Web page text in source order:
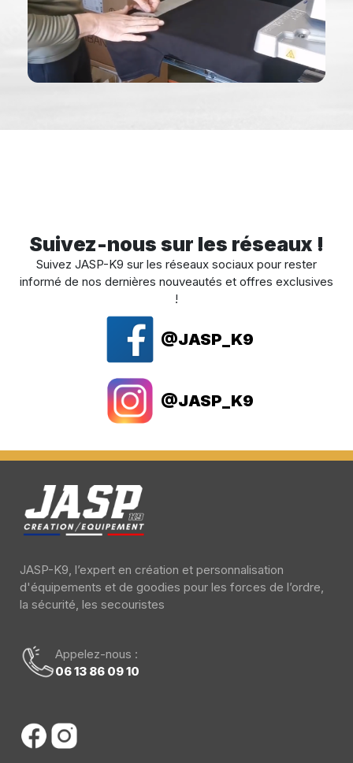
Suivez-nous sur les réseaux !
Suivez JASP-K9 sur les réseaux sociaux pour rester
informé de nos dernières nouveautés et offres exclusives
!
@JASP_K9
@JASP_K9
JASP-K9, l’expert en création et personnalisation
d'équipements et de goodies pour les forces de l’ordre,
la sécurité, les secouristes
Appelez-nous :
06 13 86 09 10